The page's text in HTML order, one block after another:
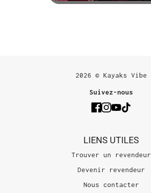
2026 © Kayaks Vibe
Suivez-nous
LIENS UTILES
Trouver un revendeur
Devenir revendeur
Nous contacter